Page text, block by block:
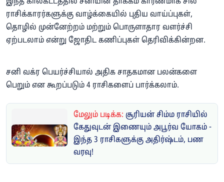
ராசிக்காரர்களுக்கு வாழ்க்கையில் புதிய வாய்ப்புகள்,
தொழில் முன்னேற்றம் மற்றும் பொருளாதார வளர்ச்சி
ஏற்படலாம் என்று ஜோதிட கணிப்புகள் தெரிவிக்கின்றன.
சனி வக்ர பெயர்ச்சியால் அதிக சாதகமான பலன்களை
பெறும் என கூறப்படும் 4 ராசிகளைப் பார்க்கலாம்.
மேலும் படிக்க: சூரியன் சிம்ம ராசியில்
கேதுவுடன் இணையும் அபூர்வ யோகம் -
இந்த 3 ராசிகளுக்கு அதிர்ஷ்டம், பண
வரவு!